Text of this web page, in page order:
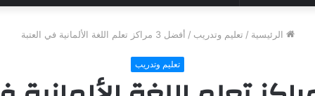
الرئيسية / تعليم وتدريب / أفضل 3 مراكز تعلم اللغة الألمانية في العتبة
تعليم وتدريب